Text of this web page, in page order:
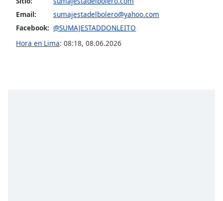
Email:
sumajestadelbolero@yahoo.com
Facebook: @SUMAJESTADDONLEITO
Hora en Lima: 08:18, 08.06.2026